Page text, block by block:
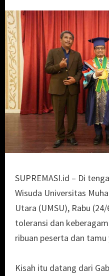
SUPREMASI.id – Di
Wisuda Universitas
Utara (UMSU), Rabu
toleransi dan
ribuan peserta dan tamu
Kisah itu datang dari